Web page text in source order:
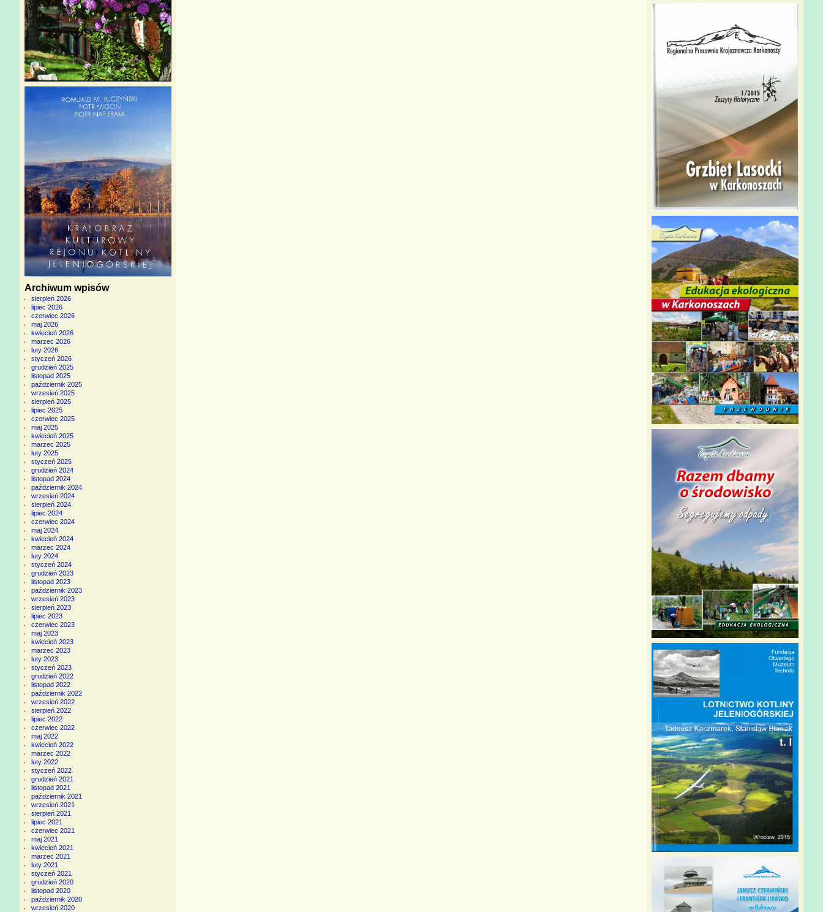
Archiwum wpisów
sierpień 2026
lipiec 2026
czerwiec 2026
maj 2026
kwiecień 2026
marzec 2026
luty 2026
styczeń 2026
grudzień 2025
listopad 2025
październik 2025
wrzesień 2025
sierpień 2025
lipiec 2025
czerwiec 2025
maj 2025
kwiecień 2025
marzec 2025
luty 2025
styczeń 2025
grudzień 2024
listopad 2024
październik 2024
wrzesień 2024
sierpień 2024
lipiec 2024
czerwiec 2024
maj 2024
kwiecień 2024
marzec 2024
luty 2024
styczeń 2024
grudzień 2023
listopad 2023
październik 2023
wrzesień 2023
sierpień 2023
lipiec 2023
czerwiec 2023
maj 2023
kwiecień 2023
marzec 2023
luty 2023
styczeń 2023
grudzień 2022
listopad 2022
październik 2022
wrzesień 2022
sierpień 2022
lipiec 2022
czerwiec 2022
maj 2022
kwiecień 2022
marzec 2022
luty 2022
styczeń 2022
grudzień 2021
listopad 2021
październik 2021
wrzesień 2021
sierpień 2021
lipiec 2021
czerwiec 2021
maj 2021
kwiecień 2021
marzec 2021
luty 2021
styczeń 2021
grudzień 2020
listopad 2020
październik 2020
wrzesień 2020